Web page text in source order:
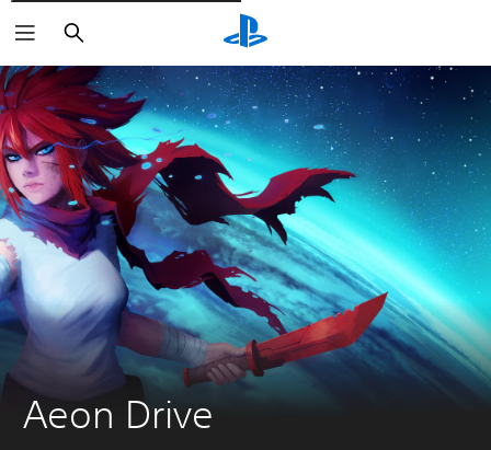
Rechercher
Aeon Drive